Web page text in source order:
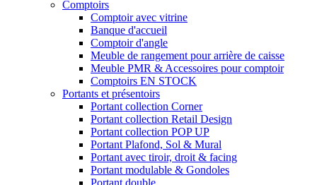
Comptoirs
Comptoir avec vitrine
Banque d'accueil
Comptoir d'angle
Meuble de rangement pour arrière de caisse
Meuble PMR & Accessoires pour comptoir
Comptoirs EN STOCK
Portants et présentoirs
Portant collection Corner
Portant collection Retail Design
Portant collection POP UP
Portant Plafond, Sol & Mural
Portant avec tiroir, droit & facing
Portant modulable & Gondoles
Portant double